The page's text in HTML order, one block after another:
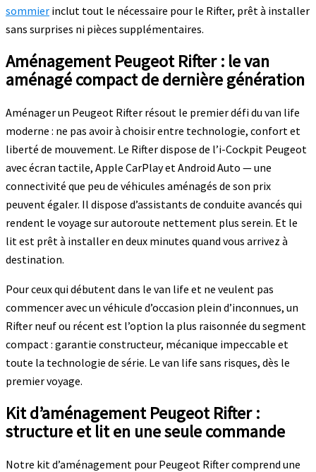
sommier inclut tout le nécessaire pour le Rifter, prêt à installer
sans surprises ni pièces supplémentaires.
Aménagement Peugeot Rifter : le van
aménagé compact de dernière génération
Aménager un Peugeot Rifter résout le premier défi du van life
moderne : ne pas avoir à choisir entre technologie, confort et
liberté de mouvement. Le Rifter dispose de l’i-Cockpit Peugeot
avec écran tactile, Apple CarPlay et Android Auto — une
connectivité que peu de véhicules aménagés de son prix
peuvent égaler. Il dispose d’assistants de conduite avancés qui
rendent le voyage sur autoroute nettement plus serein. Et le
lit est prêt à installer en deux minutes quand vous arrivez à
destination.
Pour ceux qui débutent dans le van life et ne veulent pas
commencer avec un véhicule d’occasion plein d’inconnues, un
Rifter neuf ou récent est l’option la plus raisonnée du segment
compact : garantie constructeur, mécanique impeccable et
toute la technologie de série. Le van life sans risques, dès le
premier voyage.
Kit d’aménagement Peugeot Rifter :
structure et lit en une seule commande
Notre kit d’aménagement pour Peugeot Rifter comprend une